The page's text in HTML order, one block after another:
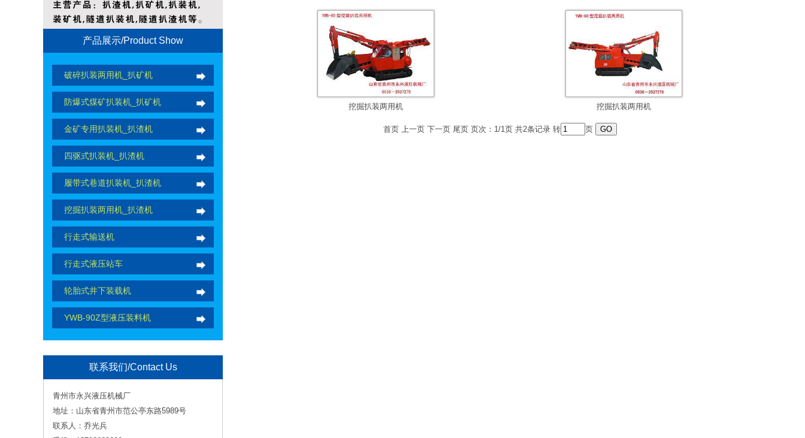
产品展示/Product Show
破碎扒装两用机_扒矿机
防爆式煤矿扒装机_扒矿机
金矿专用扒装机_扒渣机
四驱式扒装机_扒渣机
履带式巷道扒装机_扒渣机
挖掘扒装两用机_扒渣机
行走式输送机
行走式液压站车
轮胎式井下装载机
YWB-90Z型液压装料机
联系我们/Contact Us
青州市永兴液压机械厂
地址：山东省青州市范公亭东路5989号
联系人：乔光兵
挖掘扒装两用机 挖掘扒装两用机
首页 上一页 下一页 尾页 页次：1/1页 共2条记录 转 页